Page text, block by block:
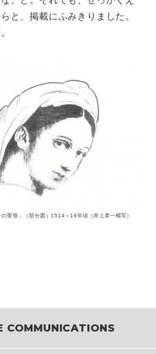
と、掲載にふみきりました。
の聖母」（部分図）1514～16年頃（井上章一模写）
COMMUNICATIONS